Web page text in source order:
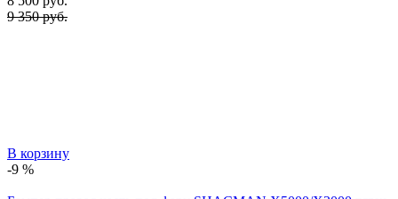
9 350 руб.
В корзину
-9 %